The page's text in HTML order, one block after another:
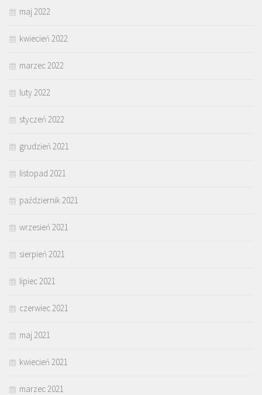
maj 2022
kwiecień 2022
marzec 2022
luty 2022
styczeń 2022
grudzień 2021
listopad 2021
październik 2021
wrzesień 2021
sierpień 2021
lipiec 2021
czerwiec 2021
maj 2021
kwiecień 2021
marzec 2021